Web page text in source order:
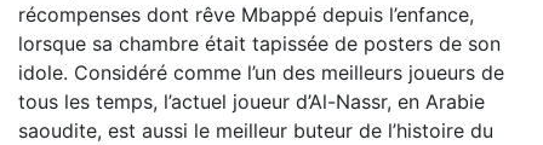
récompenses dont rêve Mbappé depuis l’enfance,
lorsque sa chambre était tapissée de posters de son
idole. Considéré comme l’un des meilleurs joueurs de
tous les temps, l’actuel joueur d’Al-Nassr, en Arabie
saoudite, est aussi le meilleur buteur de l’histoire du